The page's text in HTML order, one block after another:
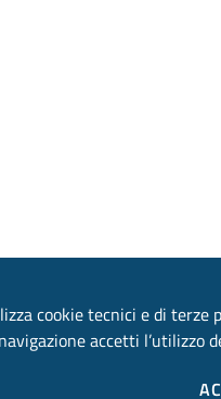
cookie tecnici e di terze
accetti l’utilizzo